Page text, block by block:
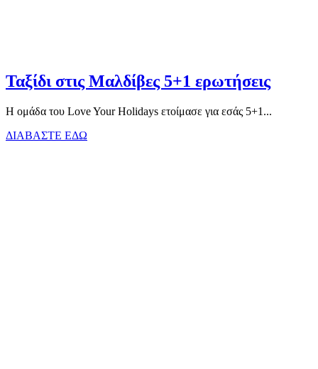
Ταξίδι στις Μαλδίβες 5+1 ερωτήσεις
Η ομάδα του Love Your Holidays ετοίμασε για εσάς 5+1...
ΔΙΑΒΑΣΤΕ ΕΔΩ